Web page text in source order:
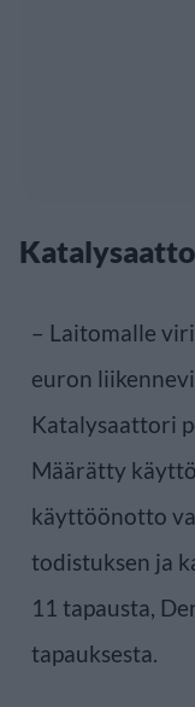
– Laitomalle
euron
Katalysaattori
Määrätty
käyttöönotto
todistuksen ja
11 tapausta,
tapauksesta.